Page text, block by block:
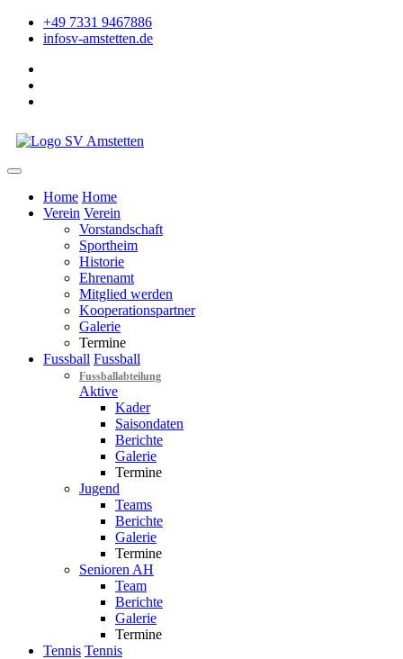
+49 7331 9467886
infosv-amstetten.de
Home Home
Verein Verein
Vorstandschaft
Sportheim
Historie
Ehrenamt
Mitglied werden
Kooperationspartner
Galerie
Termine
Fussball Fussball
Fussballabteilung
Aktive
Kader
Saisondaten
Berichte
Galerie
Termine
Jugend
Teams
Berichte
Galerie
Termine
Senioren AH
Team
Berichte
Galerie
Termine
Tennis Tennis